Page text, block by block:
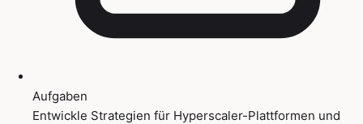
Aufgaben
Entwickle Strategien für Hyperscaler-Plattformen und